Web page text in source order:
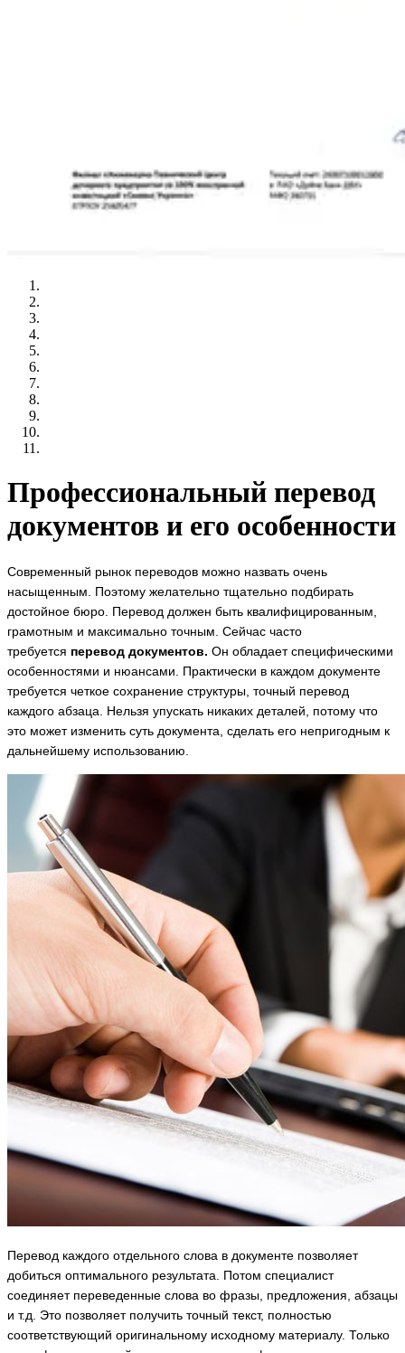
Профессиональный перевод
документов и его особенности
Современный рынок переводов можно назвать очень
насыщенным. Поэтому желательно тщательно подбирать
достойное бюро. Перевод должен быть квалифицированным,
грамотным и максимально точным. Сейчас часто
требуется перевод документов. Он обладает специфическими
особенностями и нюансами. Практически в каждом документе
требуется четкое сохранение структуры, точный перевод
каждого абзаца. Нельзя упускать никаких деталей, потому что
это может изменить суть документа, сделать его непригодным к
дальнейшему использованию.
Перевод каждого отдельного слова в документе позволяет
добиться оптимального результата. Потом специалист
соединяет переведенные слова во фразы, предложения, абзацы
и т.д. Это позволяет получить точный текст, полностью
соответствующий оригинальному исходному материалу. Только